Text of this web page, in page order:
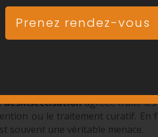
desexperts à
Il faut laisser les
pas de le traiter vous-
être sans succès.
les produits vendus sur le
désinsectisationagréée traite les
ou le traitement curatif. En
souvent une véritable menace.
Prenez rendez-vous